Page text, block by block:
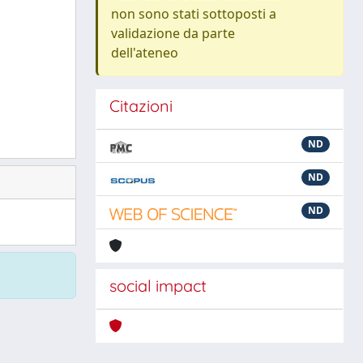
non sono stati sottoposti a
validazione da parte
dell'ateneo
Citazioni
ND
ND
ND
social impact